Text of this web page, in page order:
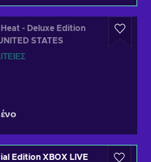
- Deluxe Edition
STATES
Edition XBOX LIVE